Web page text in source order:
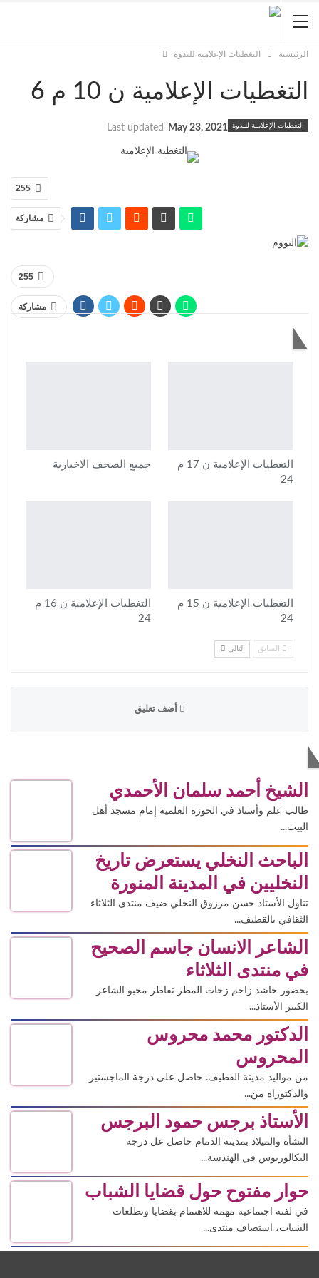
الرئيسية التغطيات الإعلامية للندوة
التغطيات الإعلامية ن 10 م 6
التغطيات الإعلامية للندوة Last updated May 23, 2021
255
مشاركة
255
مشاركة
جميع الصحف الاخبارية
التغطيات الإعلامية ن 17 م
24
التغطيات الإعلامية ن 16 م
24
التغطيات الإعلامية ن 15 م
24
السابق التالي
أضف تعليق
الشيخ أحمد سلمان الأحمدي
طالب علم وأستاذ في الحوزة العلمية إمام مسجد أهل
البيت...
الباحث النخلي يستعرض تاريخ
النخليين في المدينة المنورة
تناول الأستاذ حسن مرزوق النخلي ضيف منتدى الثلاثاء
الثقافي بالقطيف...
الشاعر الانسان جاسم الصحيح
في منتدى الثلاثاء
بحضور حاشد زاحم زخات المطر تقاطر محبو الشاعر
الكبير الأستاذ...
الدكتور محمد محروس
المحروس
من مواليد مدينة القطيف. حاصل على درجة الماجستير
والدكتوراه من...
الأستاذ برجس حمود البرجس
النشأة والميلاد بمدينة الدمام حاصل عل درجة
البكالوريوس في الهندسة...
حوار مفتوح حول قضايا الشباب
في لفته اجتماعية مهمة للاهتمام بقضايا وتطلعات
الشباب، استضاف منتدى...